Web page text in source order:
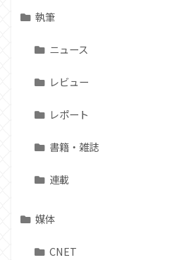
執筆
ニュース
レビュー
レポート
書籍・雑誌
連載
媒体
CNET